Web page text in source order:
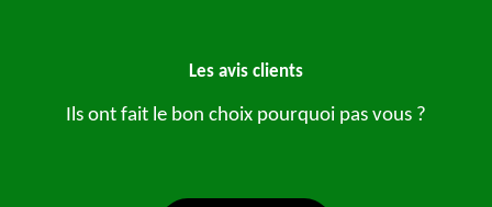
Les avis clients
Ils ont fait le bon choix pourquoi pas vous ?